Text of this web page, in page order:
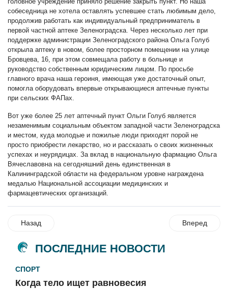
собеседница не хотела оставлять успевшее стать любимым дело,
продолжив работать как индивидуальный предприниматель в
первой частной аптеке Зеленоградска. Через несколько лет при
поддержке администрации Зеленоградского района Ольга Голуб
открыла аптеку в новом, более просторном помещении на улице
Бровцева, 16, при этом совмещала работу в больнице и
руководство собственным юридическим лицом. По просьбе
главного врача наша героиня, имеющая уже достаточный опыт,
помогла оборудовать впервые открывающиеся аптечные пункты
при сельских ФАПах.
Вот уже более 25 лет аптечный пункт Ольги Голуб является
незаменимым социальным объектом западной части Зеленоградска
и местом, куда молодые и пожилые люди приходят порой не
просто приобрести лекарство, но и рассказать о своих жизненных
успехах и неурядицах. За вклад в национальную фармацию Ольга
Вячеславовна на сегодняшний день единственная в
Калининградской области на федеральном уровне награждена
медалью Национальной ассоциации медицинских и
фармацевтических организаций.
Назад Вперед
ПОСЛЕДНИЕ НОВОСТИ
СПОРТ
Когда тело ищет равновесия